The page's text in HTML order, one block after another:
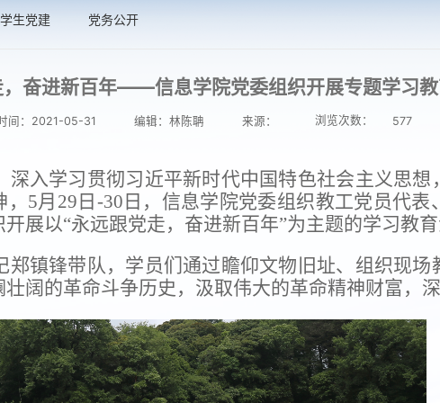
学生党建 党务公开
奋进新百年——信息学院党委组织开展专题学习
间：2021-05-31 编辑：林陈聃 来源： 浏览次数： 577
深入学习贯彻习近平新时代中国特色社会主义思
5月 29 日 -30 日，信息学院党委组织教工党员代
展以“永远跟党走，奋进新百年”为主题的学习教育
郑镇锋带队，学员们通过瞻仰文物旧址、组织现场
阔的革命斗争历史，汲取伟大的革命精神财富，深